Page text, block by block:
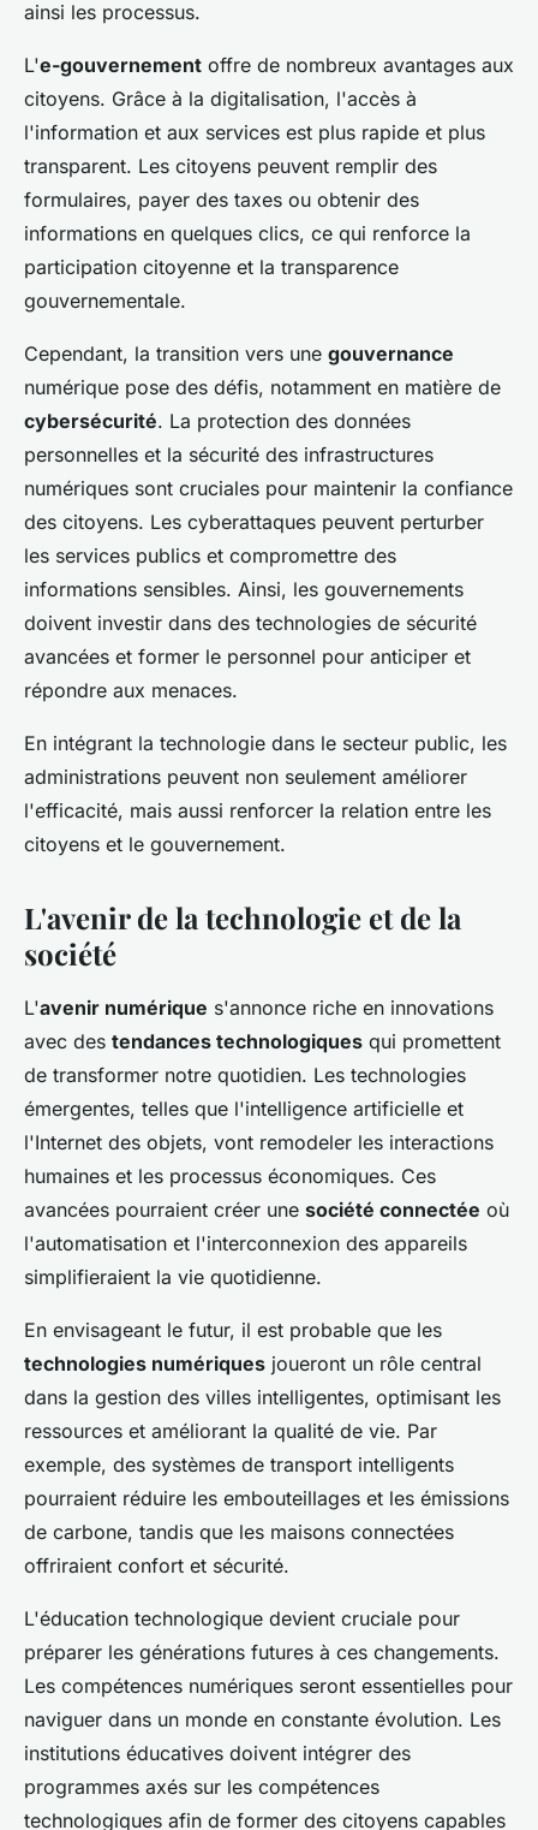
ainsi les processus.
L'e-gouvernement offre de nombreux avantages aux
citoyens. Grâce à la digitalisation, l'accès à
l'information et aux services est plus rapide et plus
transparent. Les citoyens peuvent remplir des
formulaires, payer des taxes ou obtenir des
informations en quelques clics, ce qui renforce la
participation citoyenne et la transparence
gouvernementale.
Cependant, la transition vers une gouvernance
numérique pose des défis, notamment en matière de
cybersécurité. La protection des données
personnelles et la sécurité des infrastructures
numériques sont cruciales pour maintenir la confiance
des citoyens. Les cyberattaques peuvent perturber
les services publics et compromettre des
informations sensibles. Ainsi, les gouvernements
doivent investir dans des technologies de sécurité
avancées et former le personnel pour anticiper et
répondre aux menaces.
En intégrant la technologie dans le secteur public, les
administrations peuvent non seulement améliorer
l'efficacité, mais aussi renforcer la relation entre les
citoyens et le gouvernement.
L'avenir de la technologie et de la
société
L'avenir numérique s'annonce riche en innovations
avec des tendances technologiques qui promettent
de transformer notre quotidien. Les technologies
émergentes, telles que l'intelligence artificielle et
l'Internet des objets, vont remodeler les interactions
humaines et les processus économiques. Ces
avancées pourraient créer une société connectée où
l'automatisation et l'interconnexion des appareils
simplifieraient la vie quotidienne.
En envisageant le futur, il est probable que les
technologies numériques joueront un rôle central
dans la gestion des villes intelligentes, optimisant les
ressources et améliorant la qualité de vie. Par
exemple, des systèmes de transport intelligents
pourraient réduire les embouteillages et les émissions
de carbone, tandis que les maisons connectées
offriraient confort et sécurité.
L'éducation technologique devient cruciale pour
préparer les générations futures à ces changements.
Les compétences numériques seront essentielles pour
naviguer dans un monde en constante évolution. Les
institutions éducatives doivent intégrer des
programmes axés sur les compétences
technologiques afin de former des citoyens capables